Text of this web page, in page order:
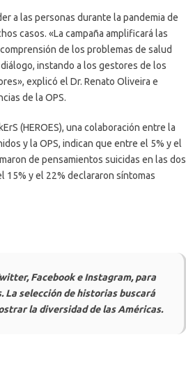
a las personas durante la pandemia de
casos. «La campaña amplificará las
de los problemas de salud
instando a los gestores de los
explicó el Dr. Renato Oliveira e
de la OPS.
(HEROES), una colaboración entre la
y la OPS, indican que entre el 5% y el
de pensamientos suicidas en las dos
15% y el 22% declararon síntomas
Facebook e Instagram, para
La selección de historias buscará
la diversidad de las Américas.